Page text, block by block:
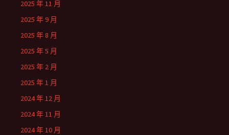
2025 年 11 月
2025 年 9 月
2025 年 8 月
2025 年 5 月
2025 年 2 月
2025 年 1 月
2024 年 12 月
2024 年 11 月
2024 年 10 月